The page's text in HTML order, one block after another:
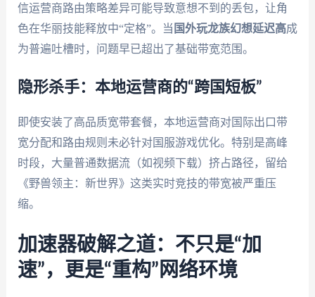
信运营商路由策略差异可能导致意想不到的丢包，让角
色在华丽技能释放中“定格”。当 国外玩龙族幻想延迟高成
为普遍吐槽时，问题早已超出了基础带宽范围。
隐形杀手：本地运营商的“跨国短板”
即使安装了高品质宽带套餐，本地运营商对国际出口带
宽分配和路由规则未必针对国服游戏优化。特别是高峰
时段，大量普通数据流（如视频下载）挤占路径，留给
《野兽领主：新世界》这类实时竞技的带宽被严重压
缩。
加速器破解之道：不只是“加
速”，更是“重构”网络环境